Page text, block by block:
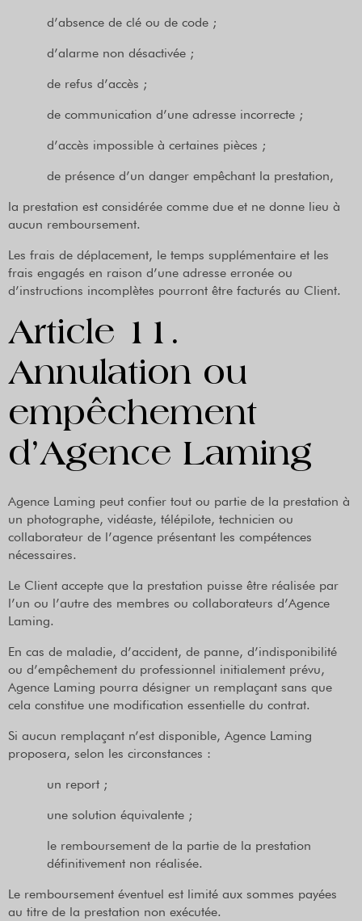
d’absence de clé ou de code ;
d’alarme non désactivée ;
de refus d’accès ;
de communication d’une adresse incorrecte ;
d’accès impossible à certaines pièces ;
de présence d’un danger empêchant la prestation,
la prestation est considérée comme due et ne donne lieu à
aucun remboursement.
Les frais de déplacement, le temps supplémentaire et les
frais engagés en raison d’une adresse erronée ou
d’instructions incomplètes pourront être facturés au Client.
Article 11.
Annulation ou
empêchement
d’Agence Laming
Agence Laming peut confier tout ou partie de la prestation à
un photographe, vidéaste, télépilote, technicien ou
collaborateur de l’agence présentant les compétences
nécessaires.
Le Client accepte que la prestation puisse être réalisée par
l’un ou l’autre des membres ou collaborateurs d’Agence
Laming.
En cas de maladie, d’accident, de panne, d’indisponibilité
ou d’empêchement du professionnel initialement prévu,
Agence Laming pourra désigner un remplaçant sans que
cela constitue une modification essentielle du contrat.
Si aucun remplaçant n’est disponible, Agence Laming
proposera, selon les circonstances :
un report ;
une solution équivalente ;
le remboursement de la partie de la prestation
définitivement non réalisée.
Le remboursement éventuel est limité aux sommes payées
au titre de la prestation non exécutée.